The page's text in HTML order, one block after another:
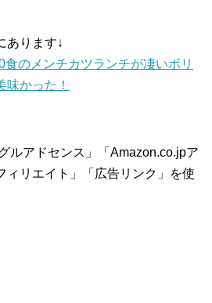
あります↓
のメンチカツランチが凄いボリ
味かった！
ルアドセンス」「Amazon.co.jpア
ィリエイト」「広告リンク」を使